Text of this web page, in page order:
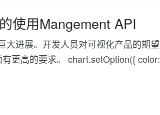
使用Mangement API
大进展。开发人员对可视化产品的期望
更高的要求。 chart.setOption({ color: